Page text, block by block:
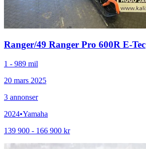
Ranger/49 Ranger Pro 600R E-Tec
1 - 989 mil
20 mars 2025
3 annonser
2024•Yamaha
139 900 - 166 900 kr